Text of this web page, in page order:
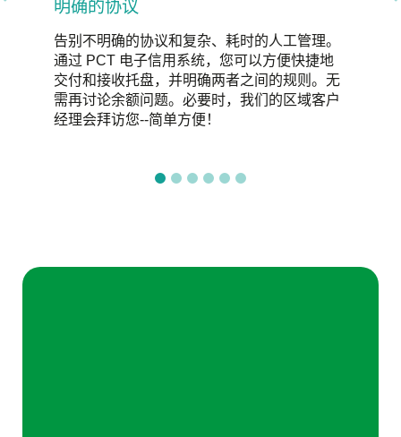
的人工管理。
以方便快捷地
间的规则。无
们的区域客户
再也不用为废旧托盘的价值争论不休
根据 EUWID 指数，根据每个托盘的
量确定其价值。因此，您可以确保以
价格完成收货和发货。